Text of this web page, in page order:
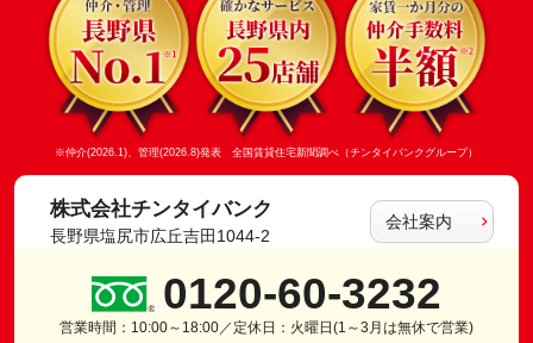
※仲介(2026.1)、管理(2026.8)発表 全国賃貸住宅新聞調べ（チンタイバンクグループ）
株式会社チンタイバンク
長野県塩尻市広丘吉田1044-2
会社案内
0120-60-3232
営業時間：10:00～18:00／定休日：火曜日(1～3月は無休で営業)